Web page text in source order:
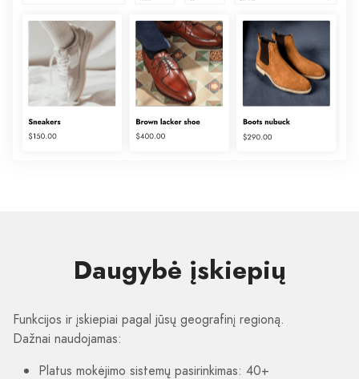
Daugybė įskiepių
Funkcijos ir įskiepiai pagal jūsų geografinį regioną.
Dažnai naudojamas:
Platus mokėjimo sistemų pasirinkimas: 40+